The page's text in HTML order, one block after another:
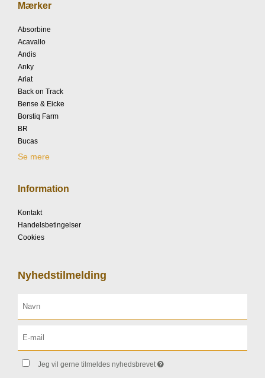
Mærker
Absorbine
Acavallo
Andis
Anky
Ariat
Back on Track
Bense & Eicke
Borstiq Farm
BR
Bucas
Se mere
Information
Kontakt
Handelsbetingelser
Cookies
Nyhedstilmelding
Jeg vil gerne tilmeldes nyhedsbrevet